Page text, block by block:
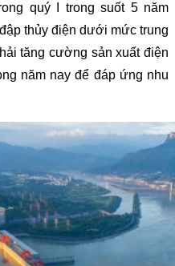
quý I trong suốt 5 năm
thủy điện dưới mức trung
tăng cường sản xuất điện
năm nay để đáp ứng nhu